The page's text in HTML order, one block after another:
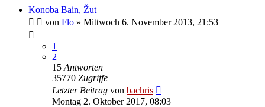
Konoba Bain, Žut
von Flo » Mittwoch 6. November 2013, 21:53
1
2
15 Antworten
35770 Zugriffe
Letzter Beitrag von bachris
Montag 2. Oktober 2017, 08:03